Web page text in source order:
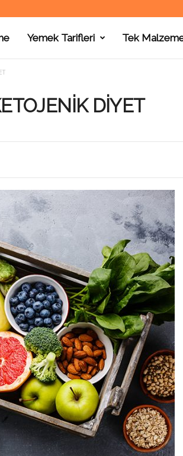
Yemek Tarifleri Tek
DİYET